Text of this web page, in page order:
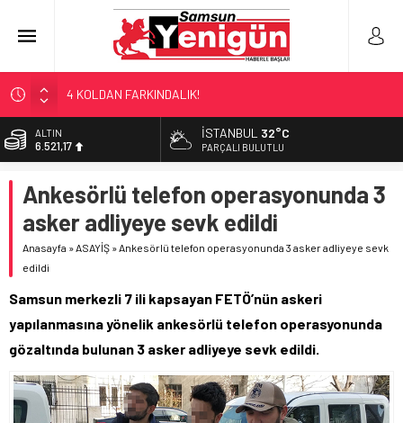
4 KOLDAN FARKINDALIK!
TEKNOFEST’TE ‘ÇİFTE’ TEMSİL
ÇÜRÜYEN BİNADAN FABRİKAYA!
SAMSUN’DA ‘ZEHİR’ BASKINLARI!
ALTIN
6.521,17
13.685,30
DOLAR
47,5953
EURO
İSTANBUL 32°C
PARÇALI BULUTLU
Ankesörlü telefon operasyonunda 3
asker adliyeye sevk edildi
Anasayfa »ASAYİŞ »Ankesörlü telefon operasyonunda 3 asker adliyeye sevk
edildi
Samsun merkezli 7 ili kapsayan FETÖ’nün askeri
yapılanmasına yönelik ankesörlü telefon operasyonunda
gözaltında bulunan 3 asker adliyeye sevk edildi.